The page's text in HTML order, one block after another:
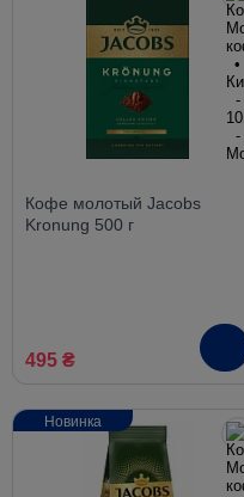
Кофе молотый Jacobs
Kronung 500 г
495 ₴
Новинка